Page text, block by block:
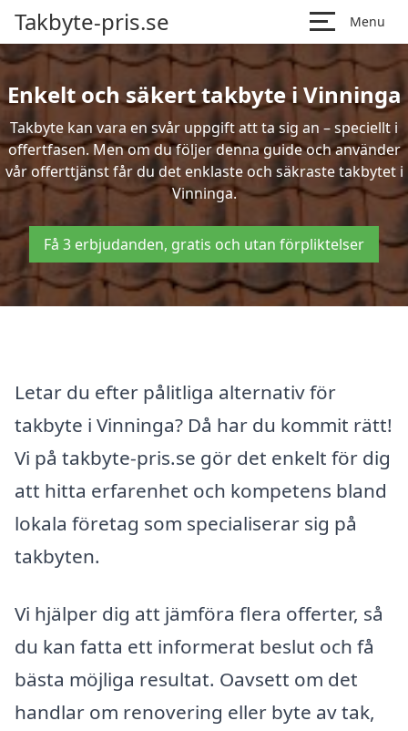
Takbyte-pris.se Menu
Enkelt och säkert takbyte i Vinninga
Takbyte kan vara en svår uppgift att ta sig an – speciellt i
offertfasen. Men om du följer denna guide och använder
vår offerttjänst får du det enklaste och säkraste takbytet i
Vinninga.
Få 3 erbjudanden, gratis och utan förpliktelser
Letar du efter pålitliga alternativ för
takbyte i Vinninga? Då har du kommit rätt!
Vi på takbyte-pris.se gör det enkelt för dig
att hitta erfarenhet och kompetens bland
lokala företag som specialiserar sig på
takbyten.
Vi hjälper dig att jämföra flera offerter, så
du kan fatta ett informerat beslut och få
bästa möjliga resultat. Oavsett om det
handlar om renovering eller byte av tak,